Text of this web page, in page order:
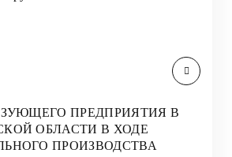
ПРЕДПРИЯТИЯ В
ОБЛАСТИ В ХОДЕ
ПРОИЗВОДСТВА